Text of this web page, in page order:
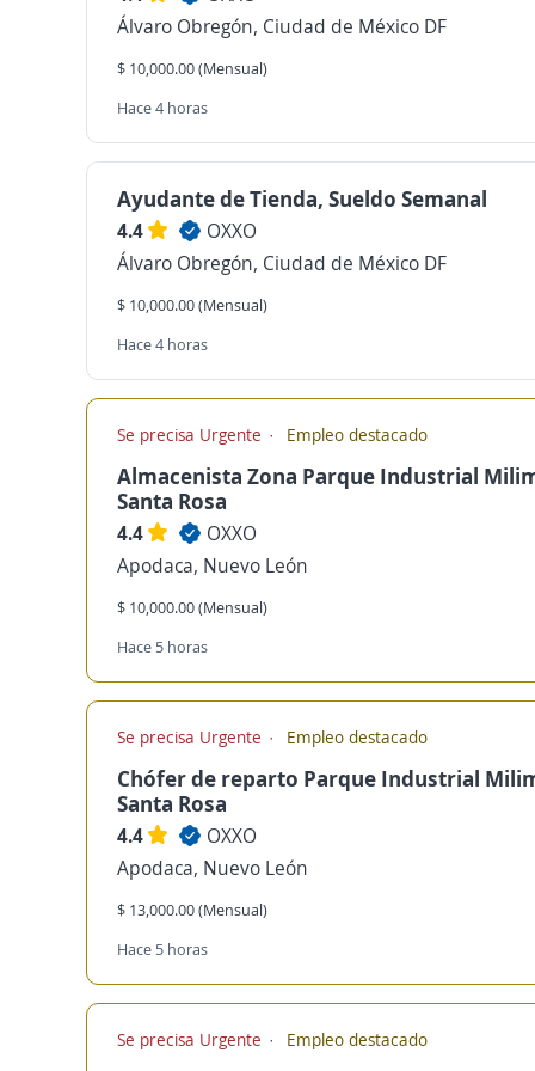
Álvaro Obregón, Ciudad de México DF
$ 10,000.00 (Mensual)
Hace 4 horas
Ayudante de Tienda, Sueldo Semanal
4.4
OXXO
Álvaro Obregón, Ciudad de México DF
$ 10,000.00 (Mensual)
Hace 4 horas
Se precisa Urgente Empleo destacado
Almacenista Zona Parque Industrial
Santa Rosa
4.4
OXXO
Apodaca, Nuevo León
$ 10,000.00 (Mensual)
Hace 5 horas
Se precisa Urgente Empleo destacado
Chófer de reparto Parque Industrial
Santa Rosa
4.4
OXXO
Apodaca, Nuevo León
$ 13,000.00 (Mensual)
Hace 5 horas
Se precisa Urgente Empleo destacado